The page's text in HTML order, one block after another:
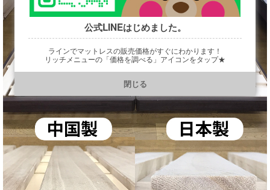
公式LINEはじめました。
ラインでマットレスの販売価格がすぐにわかります！
リッチメニューの「価格を調べる」アイコンをタップ★
https://line.me/R/ti/p/@901ptzjz
閉じる